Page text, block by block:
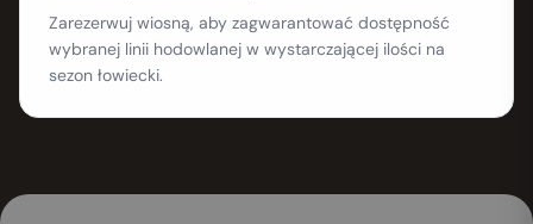
Zarezerwuj wiosną, aby zagwarantować dostępność
wybranej linii hodowlanej w wystarczającej ilości na
sezon łowiecki.